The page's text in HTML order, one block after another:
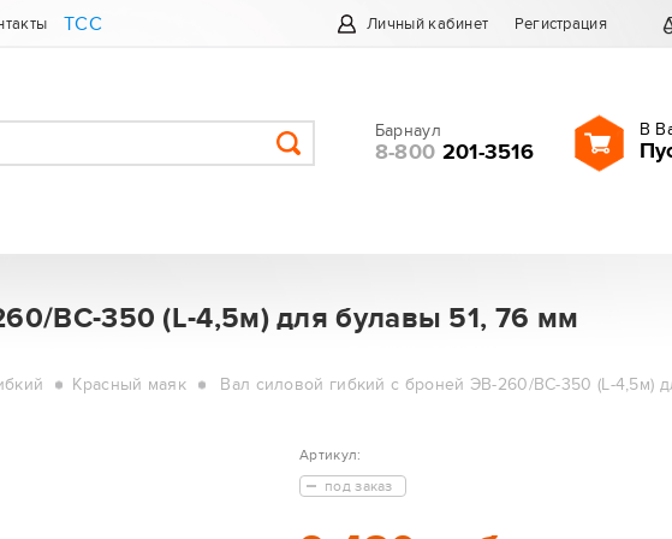
ТСС Личный кабинет Регистрация
Барнаул
8-800 201-3516
В
ВС-350 (L-4,5м) для булавы 51, 76 мм
Красный маяк Вал силовой гибкий с броней ЭВ-260/ВС-350 (L-4,5м)
Артикул:
под заказ